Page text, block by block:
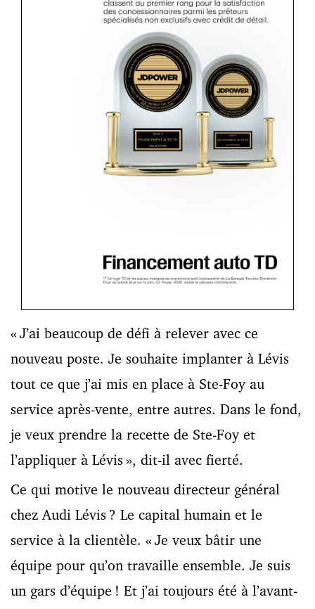
« J’ai beaucoup de défi à relever avec ce
nouveau poste. Je souhaite implanter à Lévis
tout ce que j’ai mis en place à Ste-Foy au
service après-vente, entre autres. Dans le fond,
je veux prendre la recette de Ste-Foy et
l’appliquer à Lévis », dit-il avec fierté.
Ce qui motive le nouveau directeur général
chez Audi Lévis ? Le capital humain et le
service à la clientèle. « Je veux bâtir une
équipe pour qu’on travaille ensemble. Je suis
un gars d’équipe ! Et j’ai toujours été à l’avant-